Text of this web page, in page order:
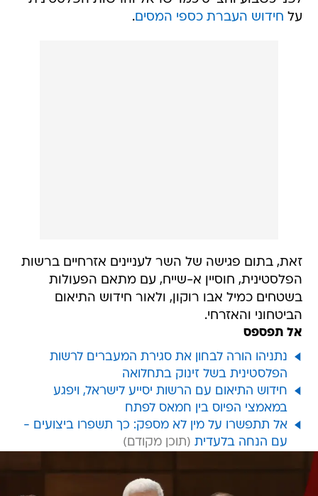
על חידוש העברת כספי המסים.
זאת, בתום פגישה של השר לעניינים אזרחיים ברשות
הפלסטינית, חוסיין א-שייח, עם מתאם הפעולות
בשטחים כמיל אבו רוקון, ולאור חידוש התיאום
הביטחוני והאזרחי.
אל תפספס
נתניהו הורה לבחון את סגירת המעברים לרשות
הפלסטינית בשל זינוק בתחלואה
חידוש התיאום עם הרשות יסייע לישראל, ויפגע
במאמצי הפיוס בין חמאס לפתח
אל תתפשרו על מין לא מספק: כך תשפרו ביצועים -
עם הנחה בלעדית